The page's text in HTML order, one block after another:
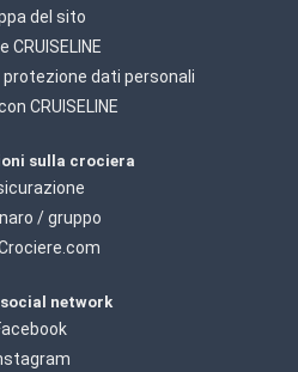
del sito
CRUISELINE
dati personali
CRUISELINE
sulla crociera
/ gruppo
network